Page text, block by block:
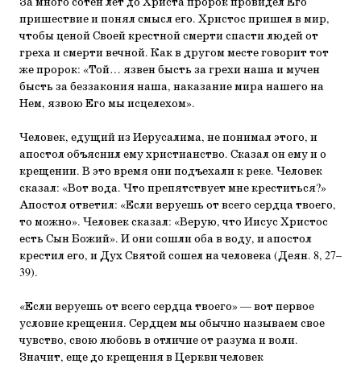
пришествие и понял смысл его. Христос пришел в мир,
чтобы ценой Своей крестной смерти спасти людей от
греха и смерти вечной. Как в другом месте говорит тот
же пророк: «Той… язвен бысть за грехи наша и мучен
бысть за беззакония наша, наказание мира нашего на
Нем, язвою Его мы исцелехом».
Человек, едущий из Иерусалима, не понимал этого, и
апостол объяснил ему христианство. Сказал он ему и о
крещении. В это время они подъехали к реке. Человек
сказал: «Вот вода. Что препятствует мне креститься?»
Апостол ответил: «Если веруешь от всего сердца твоего,
то можно». Человек сказал: «Верую, что Иисус Христос
есть Сын Божий». И они сошли оба в воду, и апостол
крестил его, и Дух Святой сошел на человека (Деян. 8, 27–
39).
«Если веруешь от всего сердца твоего» — вот первое
условие крещения. Сердцем мы обычно называем свое
чувство, свою любовь в отличие от разума и воли.
Значит, еще до крещения в Церкви человек